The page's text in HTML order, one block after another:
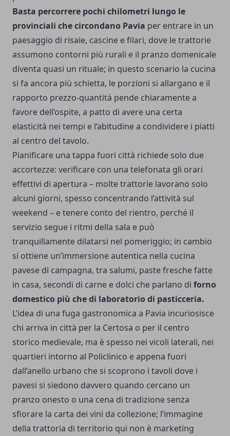
Basta percorrere pochi chilometri lungo le
provinciali che circondano Pavia per entrare in un
paesaggio di risaie, cascine e filari, dove le trattorie
assumono contorni più rurali e il pranzo domenicale
diventa quasi un rituale; in questo scenario la cucina
si fa ancora più schietta, le porzioni si allargano e il
rapporto prezzo-quantità pende chiaramente a
favore dell’ospite, a patto di avere una certa
elasticità nei tempi e l’abitudine a condividere i piatti
al centro del tavolo.
Pianificare una tappa fuori città richiede solo due
accortezze: verificare con una telefonata gli orari
effettivi di apertura – molte trattorie lavorano solo
alcuni giorni, spesso concentrando l’attività sul
weekend – e tenere conto del rientro, perché il
servizio segue i ritmi della sala e può
tranquillamente dilatarsi nel pomeriggio; in cambio
si ottiene un’immersione autentica nella cucina
pavese di campagna, tra salumi, paste fresche fatte
in casa, secondi di carne e dolci che parlano di forno
domestico più che di laboratorio di pasticceria.
L’idea di una fuga gastronomica a Pavia incuriosisce
chi arriva in città per la Certosa o per il centro
storico medievale, ma è spesso nei vicoli laterali, nei
quartieri intorno al Policlinico e appena fuori
dall’anello urbano che si scoprono i tavoli dove i
pavesi si siedono davvero quando cercano un
pranzo onesto o una cena di tradizione senza
sfiorare la carta dei vini da collezione; l’immagine
della trattoria di territorio qui non è marketing